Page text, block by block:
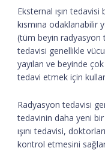
Eksternal ışın
kısmına odaklanabilir
(tüm beyin radyasyon
tedavisi genellikle
yayılan ve beyinde
tedavi etmek için
Radyasyon tedavisi
tedavinin daha yeni bir
ışını tedavisi,
kontrol etmesini